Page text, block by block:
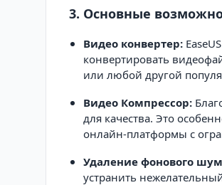
3. Основные
Видео конвертер:
конвертировать
или любой другой
Видео Компрессор:
для качества. Это
онлайн-платформы с
Удаление фонового
устранить